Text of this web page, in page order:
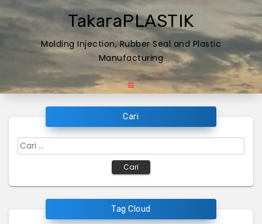
Skip
to
content
TakaraPLASTIK
Molding Injection, Rubber Seal and Plastic
Manufacturing
Cari
Cari
untuk:
Tag Cloud